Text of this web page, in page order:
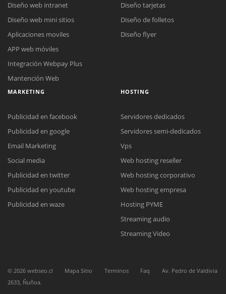
Reunión online
Nuestros ejecutivos le enviarán un correo electrónico con el enlace a
Meet para la reunión online.
Cotización
Chat Online
Todos nuestros ejecutivos están fuera de línea. Complete el formulario
Diseño web intranet
Diseño web mini sitios
Aplicaciones moviles
APP web móviles
Integración Webpay Plus
Mantención Web
Diseño tarjetas
Diseño de folletos
Diseño flyer
MARKETING
Publicidad en facebook
Publicidad en google
Email Marketing
Social media
Publicidad en twitter
Publicidad en youtube
Publicidad en waze
HOSTING
Servidores dedicados
Servidores semi-dedicados
Vps
Web hosting reseller
Web hosting corporativo
Web hosting empresa
Hosting PYME
Streaming audio
Streaming Video
© 2026 webseo.cl Mapa Sitio Terminos Faq
Av. Pedro de Valdivia
2633, Ñuñoa.